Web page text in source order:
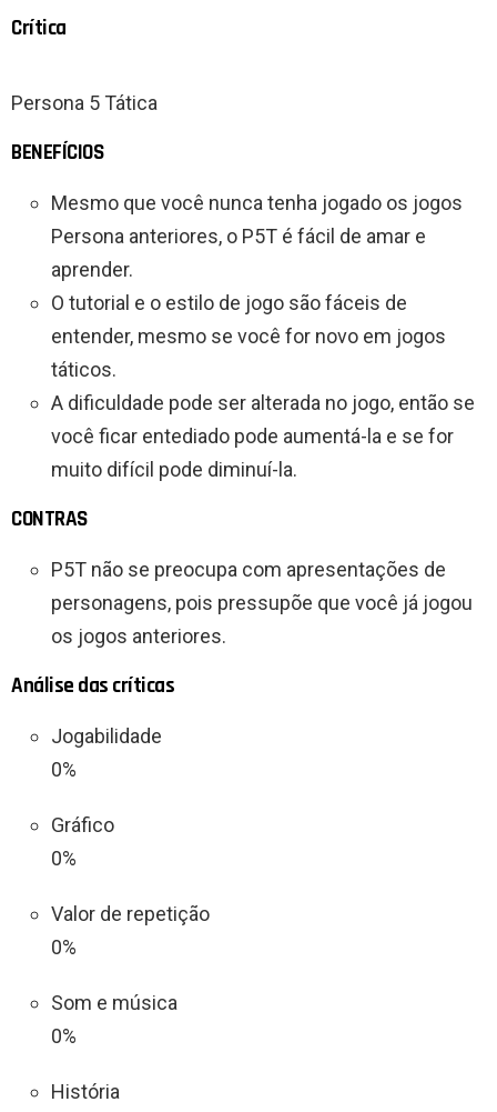
Crítica
Persona 5 Tática
BENEFÍCIOS
Mesmo que você nunca tenha jogado os jogos
Persona anteriores, o P5T é fácil de amar e
aprender.
O tutorial e o estilo de jogo são fáceis de
entender, mesmo se você for novo em jogos
táticos.
A dificuldade pode ser alterada no jogo, então se
você ficar entediado pode aumentá-la e se for
muito difícil pode diminuí-la.
CONTRAS
P5T não se preocupa com apresentações de
personagens, pois pressupõe que você já jogou
os jogos anteriores.
Análise das críticas
Jogabilidade
0%
Gráfico
0%
Valor de repetição
0%
Som e música
0%
História